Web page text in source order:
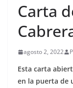
Carta
agosto 2, 2022
Esta carta
en la puerta de